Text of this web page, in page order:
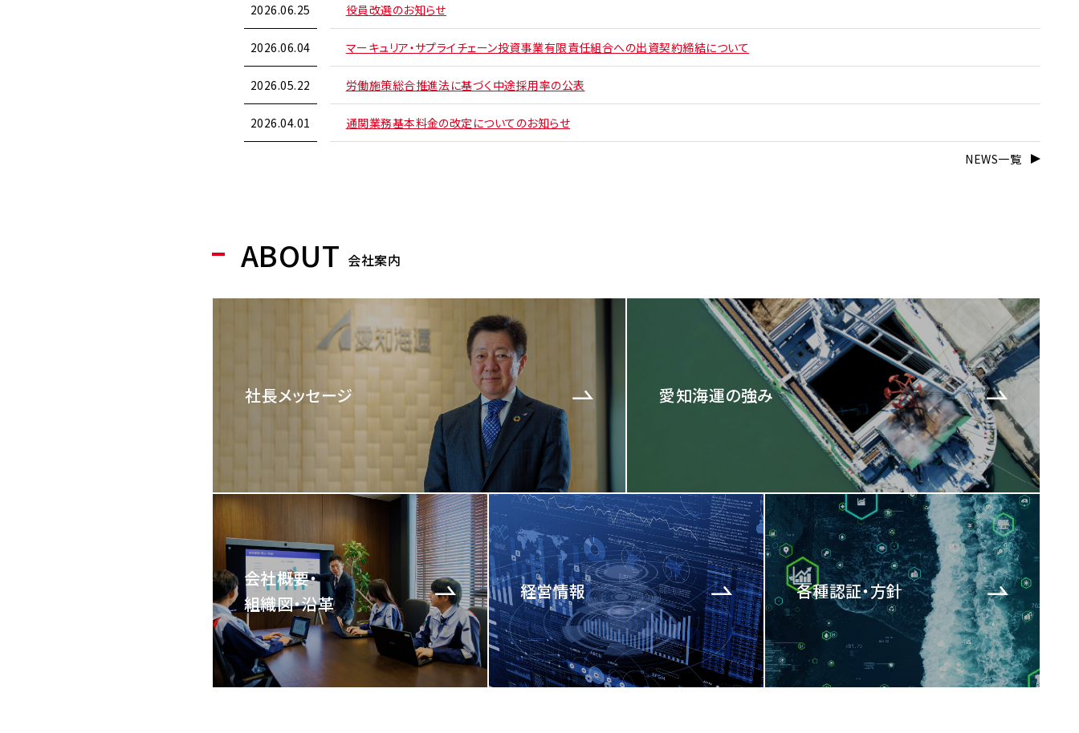
2026.06.25 役員改選のお知らせ
2026.06.04 マーキュリア・サプライチェーン投資事業有限責任組合への出資契約締結について
2026.05.22 労働施策総合推進法に基づく中途採用率の公表
2026.04.01 通関業務基本料金の改定についてのお知らせ
NEWS一覧
ABOUT 会社案内
社長メッセージ 愛知海運の強み
会社概要・
組織図・沿革
経営情報 各種認証・方針